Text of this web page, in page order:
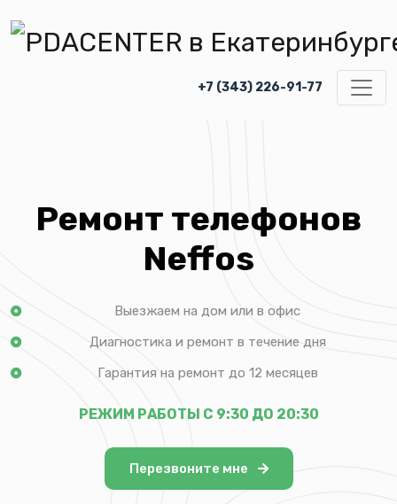
+7 (343) 226-91-77
Ремонт телефонов
Neffos
Выезжаем на дом или в офис
Диагностика и ремонт в течение дня
Гарантия на ремонт до 12 месяцев
РЕЖИМ РАБОТЫ С 9:30 ДО 20:30
Перезвоните мне